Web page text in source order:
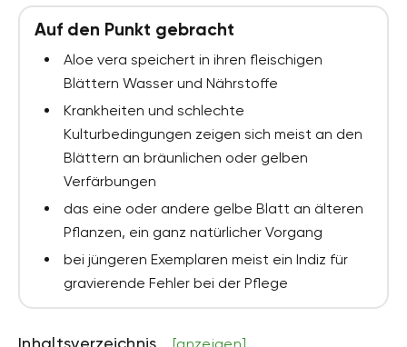
Auf den Punkt gebracht
Aloe vera speichert in ihren fleischigen
Blättern Wasser und Nährstoffe
Krankheiten und schlechte
Kulturbedingungen zeigen sich meist an den
Blättern an bräunlichen oder gelben
Verfärbungen
das eine oder andere gelbe Blatt an älteren
Pflanzen, ein ganz natürlicher Vorgang
bei jüngeren Exemplaren meist ein Indiz für
gravierende Fehler bei der Pflege
Inhaltsverzeichnis [anzeigen]